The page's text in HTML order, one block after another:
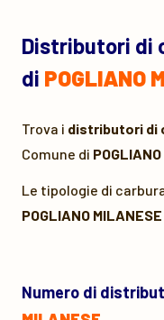
Distributori di
di POGLIANO
Trova i distributori di
Comune di
Le tipologie di
POGLIANO MILANESE
Numero di